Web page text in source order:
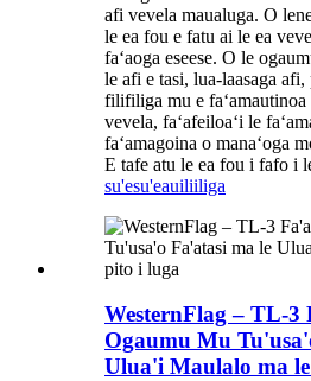
afi vevela maualuga. O
le ea fou e fatu ai le ea
faʻaoga eseese. O le
le afi e tasi, lua-laasaga afi,
filifiliga mu e faʻamautinoa
vevela, faʻafeiloaʻi le
faʻamagoina o manaʻoga
E tafe atu le ea fou i fafo i
su'esu'eauiliiliga
WesternFlag – TL-
Ogaumu Mu
Ulua'i Maulalo ma